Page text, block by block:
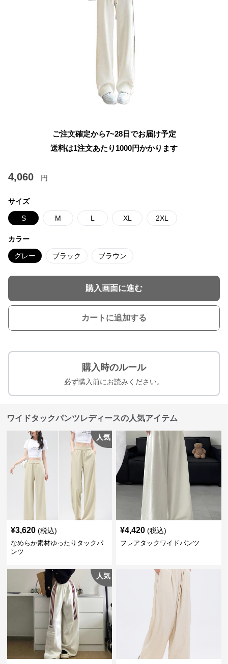
ご注文確定から7~28日でお届け予定
送料は1注文あたり 1000円かかります
4,060 円
サイズ
S M L XL 2XL
カラー
グレー ブラック ブラウン
購入画面に進む
カートに追加する
購入時のルール
必ず購入前にお読みください。
ワイドタックパンツレディースの人気アイテム
人気
¥3,620 (税込)
なめらか素材ゆったりタックパ
ンツ
¥4,420 (税込)
フレアタックワイドパンツ
人気